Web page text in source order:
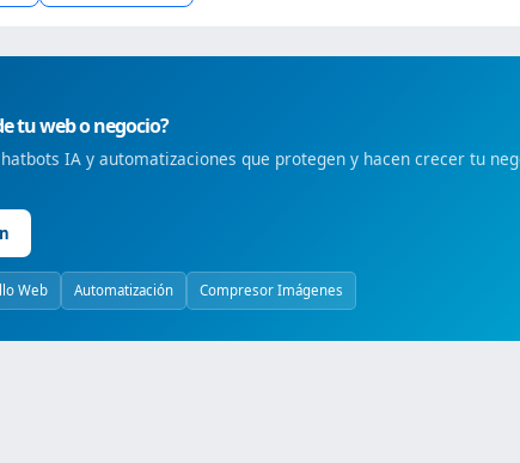
tu web o negocio?
IA y automatizaciones que protegen y hacen crecer tu
Web Automatización Compresor Imágenes